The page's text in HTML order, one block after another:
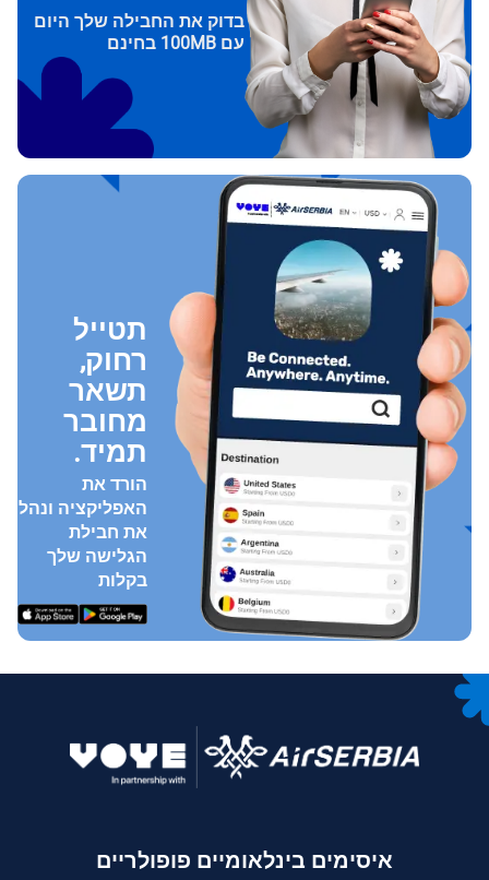
בדוק את החבילה שלך היום
עם 100MB בחינם
תטייל
רחוק,
תשאר
מחובר
תמיד.
הורד את
האפליקציה ונהל
את חבילת
הגלישה שלך
בקלות
איסימים בינלאומיים פופולריים